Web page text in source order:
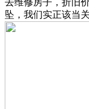
坠，我们实正该当